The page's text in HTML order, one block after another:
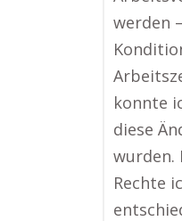
werden
konnte
diese
wurden.
Rechte